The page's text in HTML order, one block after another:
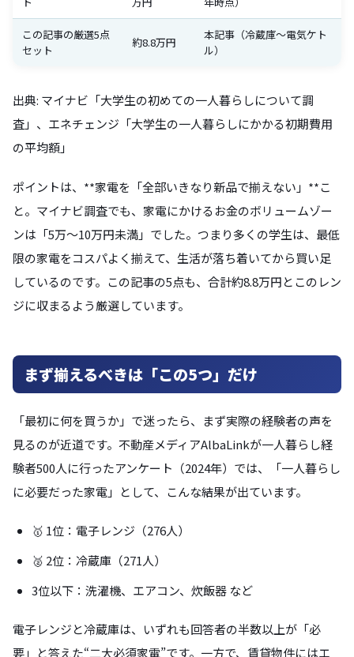
この記事の厳選5点
セット
約8.8万円
本記事（冷蔵庫〜電気ケト
ル）
出典: マイナビ「大学生の初めての一人暮らしについて調
査」、エネチェンジ「大学生の一人暮らしにかかる初期費用
の平均額」
ポイントは、**家電を「全部いきなり新品で揃えない」**こ
と。マイナビ調査でも、家電にかけるお金のボリュームゾー
ンは「5万〜10万円未満」でした。つまり多くの学生は、最低
限の家電をコスパよく揃えて、生活が落ち着いてから買い足
しているのです。この記事の5点も、合計約8.8万円とこのレン
ジに収まるよう厳選しています。
まず揃えるべきは「この5つ」だけ
「最初に何を買うか」で迷ったら、まず実際の経験者の声を
見るのが近道です。不動産メディアAlbaLinkが一人暮らし経
験者500人に行ったアンケート（2024年）では、「一人暮らし
に必要だった家電」として、こんな結果が出ています。
🥇 1位：電子レンジ（276人）
🥈 2位：冷蔵庫（271人）
3位以下：洗濯機、エアコン、炊飯器 など
電子レンジと冷蔵庫は、いずれも回答者の半数以上が「必
要」と答えた“二大必須家電”です。一方で、賃貸物件にはエ